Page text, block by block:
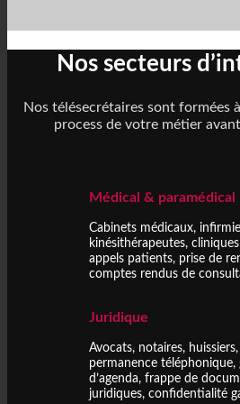
Nos secteurs
Nos télésecrétaires sont formées
process de votre métier
Médical & paramédical
Cabinets médicaux,
kinésithérapeutes,
appels patients, prise de
comptes rendus de
Juridique
Avocats, notaires,
permanence téléphonique,
d’agenda, frappe de
juridiques, confidentialité